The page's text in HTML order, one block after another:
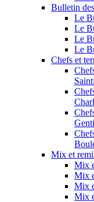
Bulletin
Le
Le
Le
Le
Chefs et
Sainti
Mix et
Mix
Mix
Mix
Mix